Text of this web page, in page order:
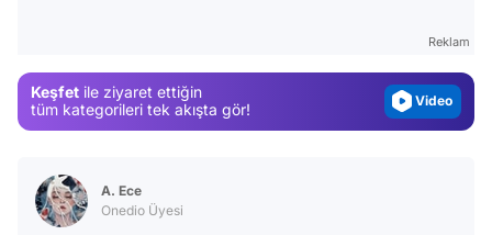
Reklam
Keşfet ile ziyaret ettiğin
tüm kategorileri tek akışta gör!
Magazin
Video
A. Ece
Onedio Üyesi